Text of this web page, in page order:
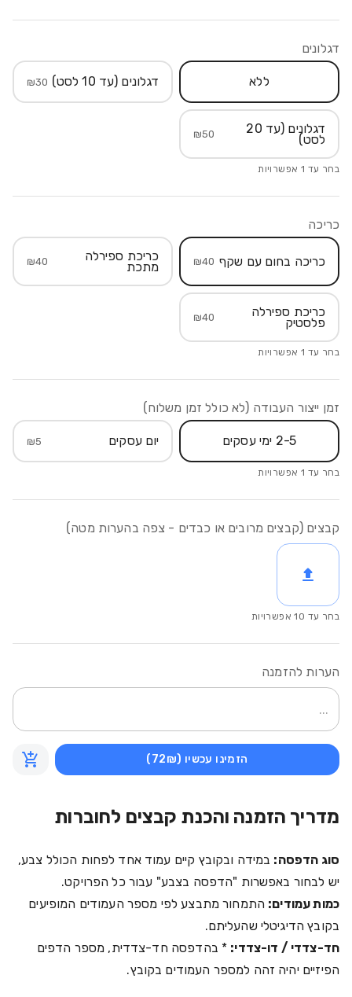
דגלונים
ללא דגלונים (עד 10 לסט) ₪30
דגלונים (עד 20
לסט) ₪50
בחר עד 1 אפשרויות
כריכה
כריכה בחום עם שקף ₪40 כריכת ספירלה
מתכת ₪40
כריכת ספירלה
פלסטיק ₪40
בחר עד 1 אפשרויות
זמן ייצור העבודה (לא כולל זמן משלוח)
2-5 ימי עסקים יום עסקים ₪5
בחר עד 1 אפשרויות
קבצים (קבצים מרובים או כבדים - צפה בהערות מטה)
בחר עד 10 אפשרויות
הערות להזמנה
הזמינו עכשיו (72₪)
מדריך הזמנה והכנת קבצים לחוברות
סוג הדפסה: במידה ובקובץ קיים עמוד אחד לפחות הכולל צבע,
יש לבחור באפשרות "הדפסה בצבע" עבור כל הפרויקט.
כמות עמודים: התמחור מתבצע לפי מספר העמודים המופיעים
בקובץ הדיגיטלי שהעליתם.
חד-צדדי / דו-צדדי: * בהדפסה חד-צדדית, מספר הדפים
הפיזיים יהיה זהה למספר העמודים בקובץ.